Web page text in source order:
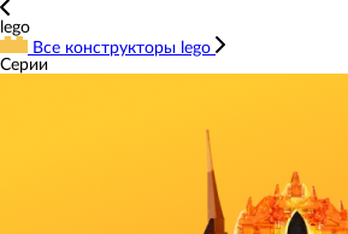
lego
Все конструкторы lego
Серии